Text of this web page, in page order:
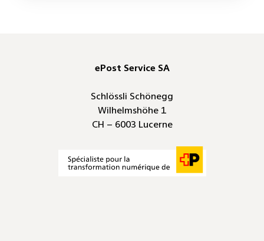
ePost Service SA
Schlössli Schönegg
Wilhelmshöhe 1
CH – 6003 Lucerne